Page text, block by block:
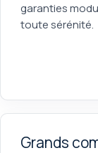
garanties
toute sérénité.
Grands